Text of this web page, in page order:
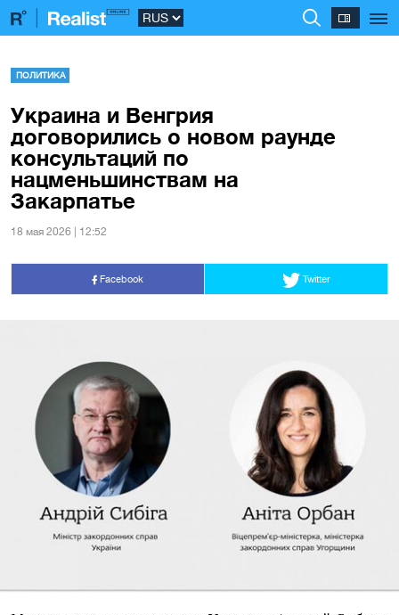
ПОЛИТИКА
Украина и Венгрия
договорились о новом раунде
консультаций по
нацменьшинствам на
Закарпатье
18 мая 2026 | 12:52
Facebook Twitter